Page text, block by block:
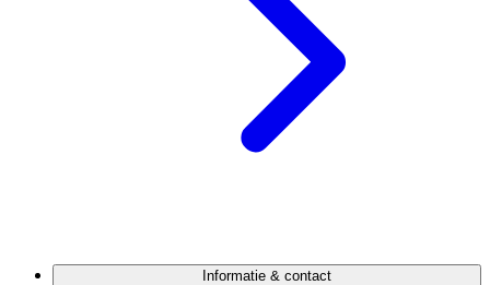
Informatie & contact